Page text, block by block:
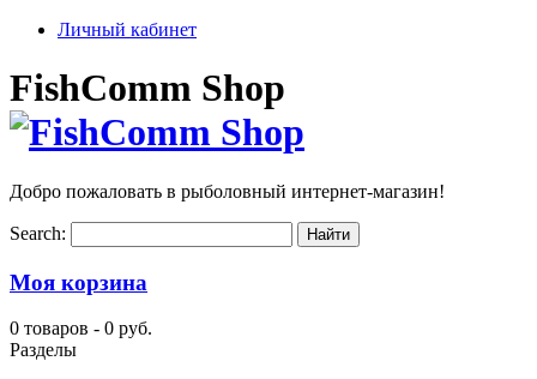
Личный кабинет
FishComm Shop
Добро пожаловать в рыболовный интернет-магазин!
Search:
Моя корзина
0 товаров - 0 руб.
Разделы